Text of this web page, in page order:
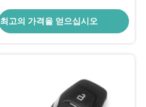
최고의 가격을 얻으십시오